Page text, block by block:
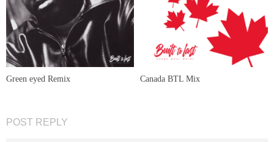
Green eyed Remix Canada BTL Mix
POST REPLY